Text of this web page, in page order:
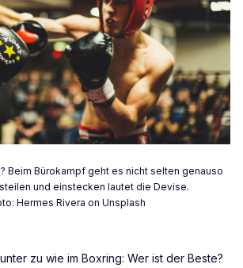
Beim Bürokampf geht es nicht selten genauso
und einstecken lautet die Devise.
Hermes Rivera on Unsplash
zu wie im Boxring: Wer ist der Beste?